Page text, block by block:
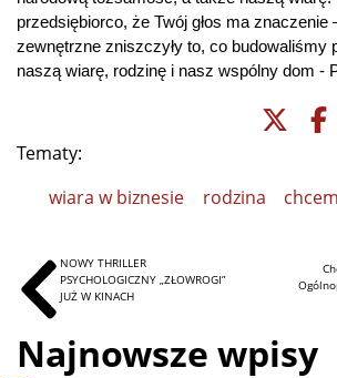
przedsiębiorco, że Twój głos ma znaczenie
zewnętrzne zniszczyły to, co budowaliśmy
naszą wiarę, rodzinę i nasz wspólny dom -
Tematy:
wiara w biznesie
rodzina
NOWY THRILLER
PSYCHOLOGICZNY „ZŁOWROGI”
JUŻ W KINACH
Najnowsze wpisy